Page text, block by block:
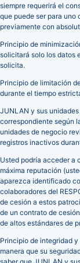
siempre requerirá el
que puede ser para uno
previamente con
Principio de
solicitará solo los datos
solicita.
Principio de limitación
durante el tiempo
JUNLAN y sus
correspondiente según
unidades de negocio
registros inactivos
Usted podría acceder a
máxima reputación
aparezca identificado
colaboradores del
de cesión a estos
de un contrato de
de altos estándares de
Principio de integridad
manera que su